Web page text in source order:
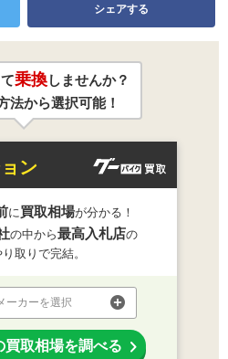
シェアする
乗換しませんか？
法から選択可能！
ン
に買取相場が分かる！
の中から最高入札店の
取りで完結。
ーカーを選択
買取相場を調べる